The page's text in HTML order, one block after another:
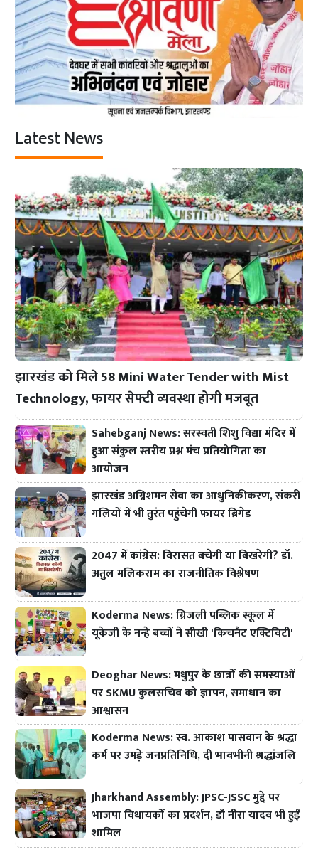
Latest News
झारखंड को मिले 58 Mini Water Tender with Mist
Technology, फायर सेफ्टी व्यवस्था होगी मजबूत
Sahebganj News: सरस्वती शिशु विद्या मंदिर में
हुआ संकुल स्तरीय प्रश्न मंच प्रतियोगिता का
आयोजन
झारखंड अग्निशमन सेवा का आधुनिकीकरण, संकरी
गलियों में भी तुरंत पहुंचेगी फायर ब्रिगेड
2047 में कांग्रेस: विरासत बचेगी या बिखरेगी? डॉ.
अतुल मलिकराम का राजनीतिक विश्लेषण
Koderma News: ग्रिजली पब्लिक स्कूल में
यूकेजी के नन्हे बच्चों ने सीखी 'किचनैट एक्टिविटी'
Deoghar News: मधुपुर के छात्रों की समस्याओं
पर SKMU कुलसचिव को ज्ञापन, समाधान का
आश्वासन
Koderma News: स्व. आकाश पासवान के श्रद्धा
कर्म पर उमड़े जनप्रतिनिधि, दी भावभीनी श्रद्धांजलि
Jharkhand Assembly: JPSC-JSSC मुद्दे पर
भाजपा विधायकों का प्रदर्शन, डॉ नीरा यादव भी हुईं
शामिल